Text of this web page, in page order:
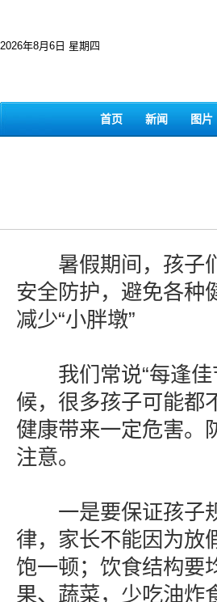
2026年8月6日 星期四
首页 新闻 图片
暑假期间，孩子们
安全防护，避免各
减少“小胖墩”
我们常说“每逢佳
候，很多孩子可能都
健康带来一定危害。
注意。
一是要保证孩子规
律，家长不能因为放
饱一顿；饮食结构要
果、蔬菜，少吃油炸